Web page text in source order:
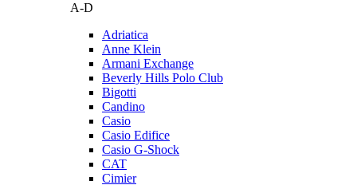
A-D
Adriatica
Anne Klein
Armani Exchange
Beverly Hills Polo Club
Bigotti
Candino
Casio
Casio Edifice
Casio G-Shock
CAT
Cimier